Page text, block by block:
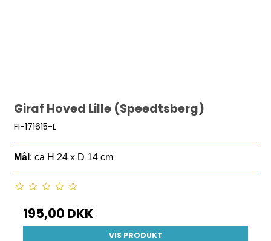
Giraf Hoved Lille (Speedtsberg)
FI-171615-L
Mål : ca H 24 x D 14 cm
195,00 DKK
VIS PRODUKT